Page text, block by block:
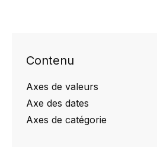
Contenu
Axes de valeurs
Axe des dates
Axes de catégorie